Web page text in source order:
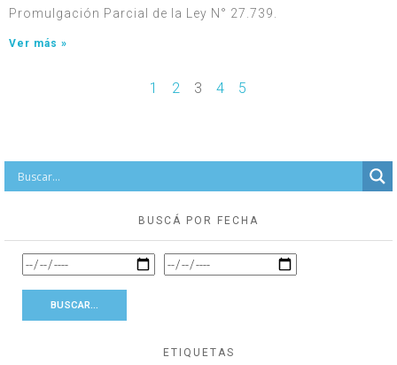
Promulgación Parcial de la Ley N° 27.739.
Ver más »
1 2 3 4 5
BUSCÁ POR FECHA
ETIQUETAS